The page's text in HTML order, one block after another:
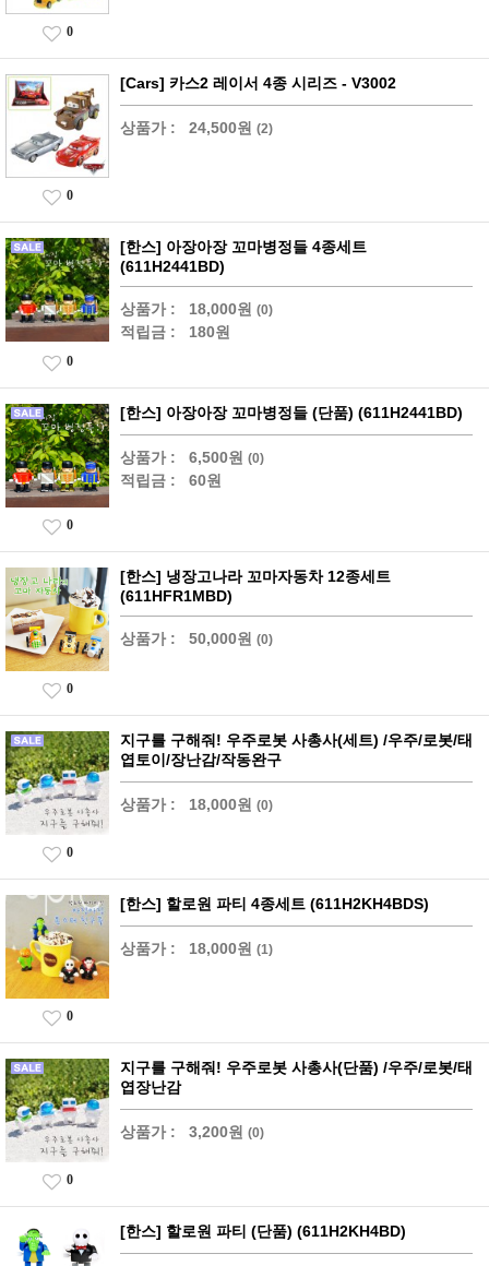
0
[Cars] 카스2 레이서 4종 시리즈 - V3002
상품가 : 24,500원 (2)
0
[한스] 아장아장 꼬마병정들 4종세트
(611H2441BD)
상품가 : 18,000원 (0)
적립금 : 180원
0
[한스] 아장아장 꼬마병정들 (단품) (611H2441BD)
상품가 : 6,500원 (0)
적립금 : 60원
0
[한스] 냉장고나라 꼬마자동차 12종세트
(611HFR1MBD)
상품가 : 50,000원 (0)
0
지구를 구해줘! 우주로봇 사총사(세트) /우주/로봇/태
엽토이/장난감/작동완구
상품가 : 18,000원 (0)
0
[한스] 할로원 파티 4종세트 (611H2KH4BDS)
상품가 : 18,000원 (1)
0
지구를 구해줘! 우주로봇 사총사(단품) /우주/로봇/태
엽장난감
상품가 : 3,200원 (0)
0
[한스] 할로원 파티 (단품) (611H2KH4BD)